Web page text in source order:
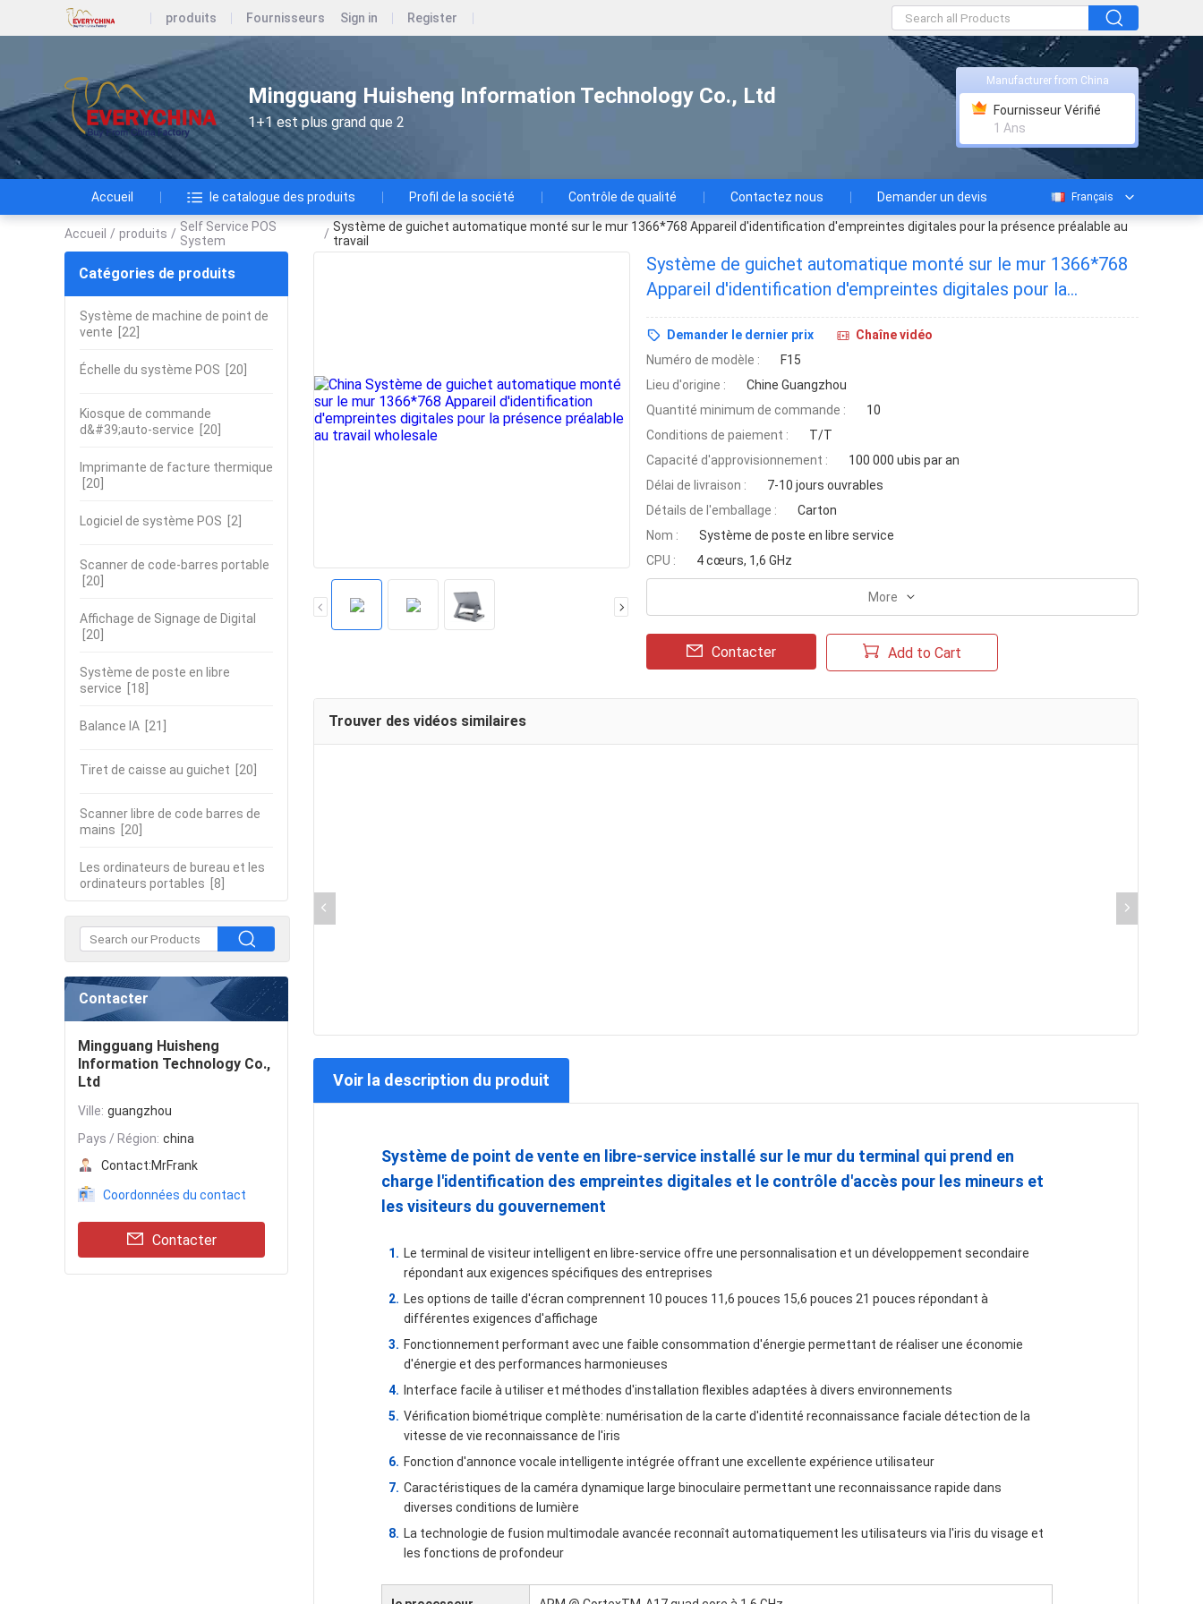
produits Fournisseurs Sign in Register
Mingguang Huisheng Information Technology Co., Ltd
1+1 est plus grand que 2
Manufacturer from China
Fournisseur Vérifié
1 Ans
Accueil le catalogue des produits Profil de la société Contrôle de qualité Contactez nous Demander un devis Français
Accueil / produits / Self Service POS
System
/ Système de guichet automatique monté sur le mur 1366*768 Appareil d'identification d'empreintes digitales pour la présence préalable au
travail
Catégories de produits
Système de machine de point de
vente [22]
Échelle du système POS [20]
Kiosque de commande
d&#39;auto-service [20]
Imprimante de facture thermique
[20]
Logiciel de système POS [2]
Scanner de code-barres portable
[20]
Affichage de Signage de Digital
[20]
Système de poste en libre
service [18]
Balance IA [21]
Tiret de caisse au guichet [20]
Scanner libre de code barres de
mains [20]
Les ordinateurs de bureau et les
ordinateurs portables [8]
Contacter
Mingguang Huisheng
Information Technology Co.,
Ltd
Ville: guangzhou
Pays / Région: china
Contact:MrFrank
Coordonnées du contact
Contacter
Système de guichet automatique monté sur le mur 1366*768
Appareil d'identification d'empreintes digitales pour la
présence préalable au travail
Demander le dernier prix
Chaîne vidéo
Numéro de modèle :
F15
Lieu d'origine :
Chine Guangzhou
Quantité minimum de commande :
10
Conditions de paiement :
T/T
Capacité d'approvisionnement :
100 000 ubis par an
Délai de livraison :
7-10 jours ouvrables
Détails de l'emballage :
Carton
Nom :
Système de poste en libre service
CPU :
4 cœurs, 1,6 GHz
More
Contacter Add to Cart
Trouver des vidéos similaires
Voir la description du produit
Système de point de vente en libre-service installé sur le mur du terminal qui prend en
charge l'identification des empreintes digitales et le contrôle d'accès pour les mineurs et
les visiteurs du gouvernement
Le terminal de visiteur intelligent en libre-service offre une personnalisation et un développement secondaire
répondant aux exigences spécifiques des entreprises
Les options de taille d'écran comprennent 10 pouces 11,6 pouces 15,6 pouces 21 pouces répondant à
différentes exigences d'affichage
Fonctionnement performant avec une faible consommation d'énergie permettant de réaliser une économie
d'énergie et des performances harmonieuses
Interface facile à utiliser et méthodes d'installation flexibles adaptées à divers environnements
Vérification biométrique complète: numérisation de la carte d'identité reconnaissance faciale détection de la
vitesse de vie reconnaissance de l'iris
Fonction d'annonce vocale intelligente intégrée offrant une excellente expérience utilisateur
Caractéristiques de la caméra dynamique large binoculaire permettant une reconnaissance rapide dans
diverses conditions de lumière
La technologie de fusion multimodale avancée reconnaît automatiquement les utilisateurs via l'iris du visage et
les fonctions de profondeur